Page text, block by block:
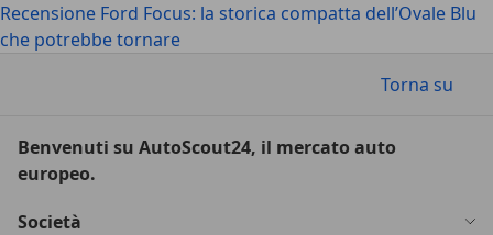
Recensione Ford Focus: la storica compatta dell’Ovale Blu
che potrebbe tornare
Torna su
Benvenuti su AutoScout24, il mercato auto
europeo.
Società